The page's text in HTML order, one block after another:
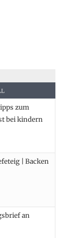
zum
bei kindern
| Backen
an